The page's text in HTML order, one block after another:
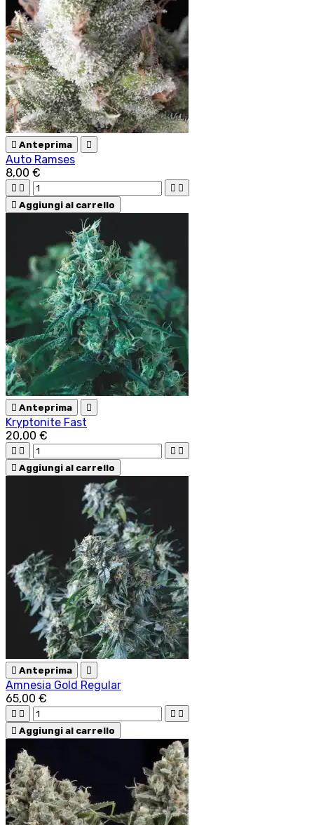
 Anteprima 
Auto Ramses
8,00 €
   
 Aggiungi al carrello
 Anteprima 
Kryptonite Fast
20,00 €
   
 Aggiungi al carrello
 Anteprima 
Amnesia Gold Regular
65,00 €
   
 Aggiungi al carrello